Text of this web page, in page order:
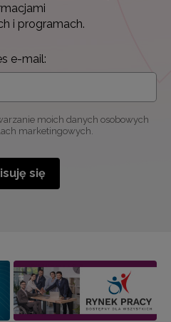
i programach.
e-mail:
moich danych osobowych
marketingowych.
się